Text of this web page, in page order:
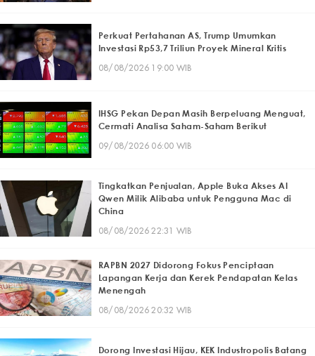
Perkuat Pertahanan AS, Trump Umumkan
Investasi Rp53,7 Triliun Proyek Mineral Kritis
08/08/2026 19:00 WIB
IHSG Pekan Depan Masih Berpeluang Menguat,
Cermati Analisa Saham-Saham Berikut
09/08/2026 06:00 WIB
Tingkatkan Penjualan, Apple Buka Akses AI
Qwen Milik Alibaba untuk Pengguna Mac di
China
08/08/2026 22:31 WIB
RAPBN 2027 Didorong Fokus Penciptaan
Lapangan Kerja dan Kerek Pendapatan Kelas
Menengah
08/08/2026 20:32 WIB
Dorong Investasi Hijau, KEK Industropolis Batang